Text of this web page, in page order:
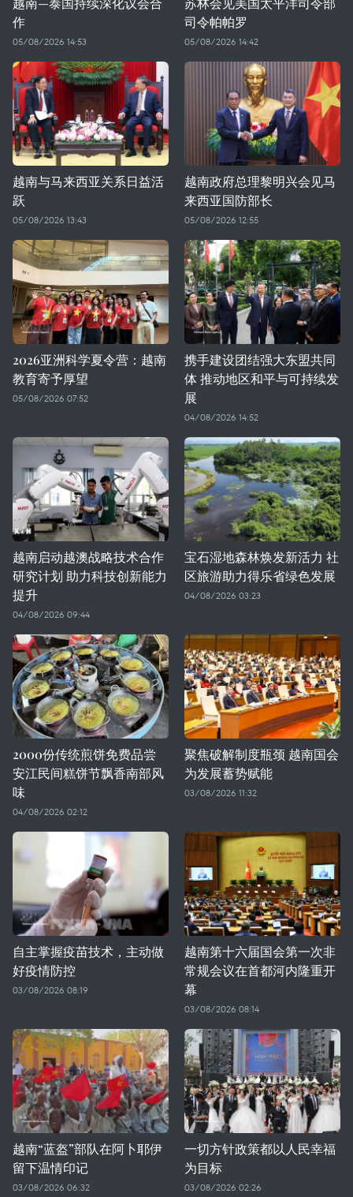
作
05/08/2026 14:53
司令帕帕罗
05/08/2026 14:42
越南与马来西亚关系日益活
跃
05/08/2026 13:43
越南政府总理黎明兴会见马
来西亚国防部长
05/08/2026 12:55
2026亚洲科学夏令营：越南
教育寄予厚望
05/08/2026 07:52
携手建设团结强大东盟共同
体 推动地区和平与可持续发
展
04/08/2026 14:52
越南启动越澳战略技术合作
研究计划 助力科技创新能力
提升
04/08/2026 09:44
宝石湿地森林焕发新活力 社
区旅游助力得乐省绿色发展
04/08/2026 03:23
2000份传统煎饼免费品尝
安江民间糕饼节飘香南部风
味
04/08/2026 02:12
聚焦破解制度瓶颈 越南国会
为发展蓄势赋能
03/08/2026 11:32
自主掌握疫苗技术，主动做
好疫情防控
03/08/2026 08:19
越南第十六届国会第一次非
常规会议在首都河内隆重开
幕
03/08/2026 08:14
越南“蓝盔”部队在阿卜耶伊
留下温情印记
03/08/2026 06:32
一切方针政策都以人民幸福
为目标
03/08/2026 02:26